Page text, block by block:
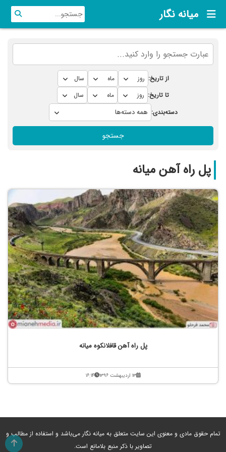
میانه نگار
از تاریخ:
تا تاریخ:
دسته‌بندی:
جستجو
پل راه آهن میانه
پل راه آهن قافلانکوه میانه
۱۳ اردیبهشت ۱۳۹۶ ۱۶:۱۴
تمام حقوق مادی و معنوی این سایت متعلق به میانه نگار می‌باشد و استفاده از مطالب و
تصاویر با ذکر منبع بلامانع است.